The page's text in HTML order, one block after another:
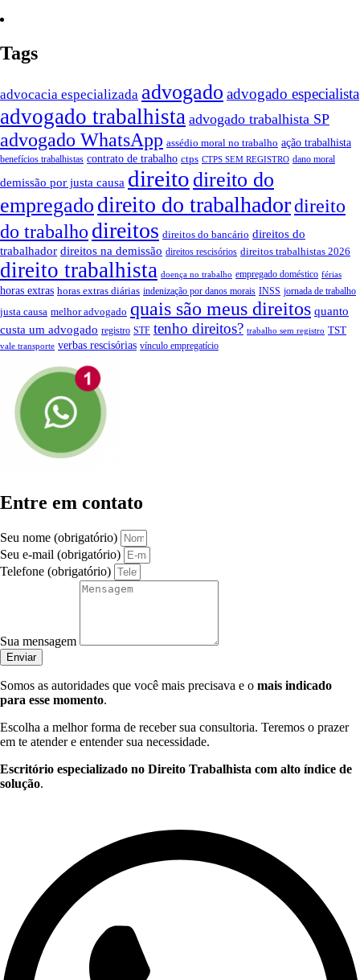
Tags
advocacia especializada advogado advogado especialista
advogado trabalhista advogado trabalhista SP
advogado WhatsApp assédio moral no trabalho ação trabalhista
benefícios trabalhistas contrato de trabalho ctps CTPS SEM REGISTRO dano moral
demissão por justa causa direito direito do
empregado direito do trabalhadordireito
do trabalho direitos direitos do bancário direitos do
trabalhador direitos na demissão direitos rescisórios direitos trabalhistas 2026
direito trabalhista doença no trabalho empregado doméstico férias
horas extras horas extras diárias indenização por danos morais INSS jornada de trabalho
justa causa melhor advogado quais são meus direitos quanto
custa um advogado registro STF tenho direitos? trabalho sem registro TST
vale transporte verbas rescisórias vínculo empregatício
Entre em contato
Seu nome (obrigatório)
Seu e-mail (obrigatório)
Telefone (obrigatório)
Sua mensagem
Enviar
Somos as autoridades que você mais precisava e o mais indicado
para esse momento.
Escolha a melhor forma de receber sua consultoria. Teremos o prazer
em te atender e entender sua necessidade.
Escritório especializado no Direito Trabalhista com alto índice de
solução.